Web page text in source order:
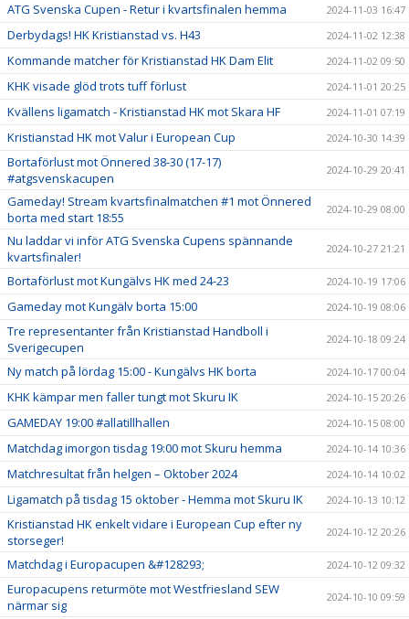
ATG Svenska Cupen - Retur i kvartsfinalen hemma 2024-11-03 16:47
Derbydags! HK Kristianstad vs. H43 2024-11-02 12:38
Kommande matcher för Kristianstad HK Dam Elit 2024-11-02 09:50
KHK visade glöd trots tuff förlust 2024-11-01 20:25
Kvällens ligamatch - Kristianstad HK mot Skara HF 2024-11-01 07:19
Kristianstad HK mot Valur i European Cup 2024-10-30 14:39
Bortaförlust mot Önnered 38-30 (17-17)
#atgsvenskacupen
2024-10-29 20:41
Gameday! Stream kvartsfinalmatchen #1 mot Önnered
borta med start 18:55
2024-10-29 08:00
Nu laddar vi inför ATG Svenska Cupens spännande
kvartsfinaler!
2024-10-27 21:21
Bortaförlust mot Kungälvs HK med 24-23 2024-10-19 17:06
Gameday mot Kungälv borta 15:00 2024-10-19 08:06
Tre representanter från Kristianstad Handboll i
Sverigecupen
2024-10-18 09:24
Ny match på lördag 15:00 - Kungälvs HK borta 2024-10-17 00:04
KHK kämpar men faller tungt mot Skuru IK 2024-10-15 20:26
GAMEDAY 19:00 #allatillhallen 2024-10-15 08:00
Matchdag imorgon tisdag 19:00 mot Skuru hemma 2024-10-14 10:36
Matchresultat från helgen – Oktober 2024 2024-10-14 10:02
Ligamatch på tisdag 15 oktober - Hemma mot Skuru IK 2024-10-13 10:12
Kristianstad HK enkelt vidare i European Cup efter ny
storseger!
2024-10-12 20:26
Matchdag i Europacupen &#128293; 2024-10-12 09:32
Europacupens returmöte mot Westfriesland SEW
närmar sig
2024-10-10 09:59